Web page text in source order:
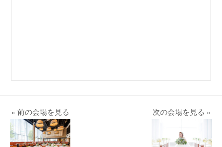
« 前の会場を見る 次の会場を見る »